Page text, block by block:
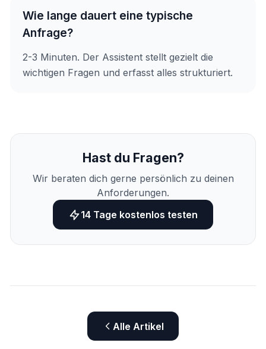
Wie lange dauert eine typische
Anfrage?
2-3 Minuten. Der Assistent stellt gezielt die
wichtigen Fragen und erfasst alles strukturiert.
Hast du Fragen?
Wir beraten dich gerne persönlich zu deinen
Anforderungen.
14 Tage kostenlos testen
Alle Artikel